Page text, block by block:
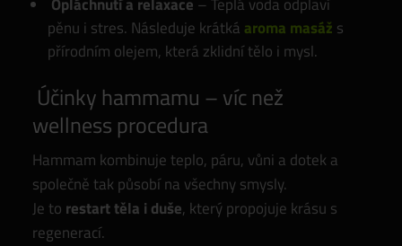
Opláchnutí a relaxace – Teplá voda odplaví
pěnu i stres. Následuje krátká aroma masáž s
přírodním olejem, která zklidní tělo i mysl.
Účinky hammamu – víc než
wellness procedura
Hammam kombinuje teplo, páru, vůni a dotek a
společně tak působí na všechny smysly.
Je to restart těla i duše, který propojuje krásu s
regenerací.